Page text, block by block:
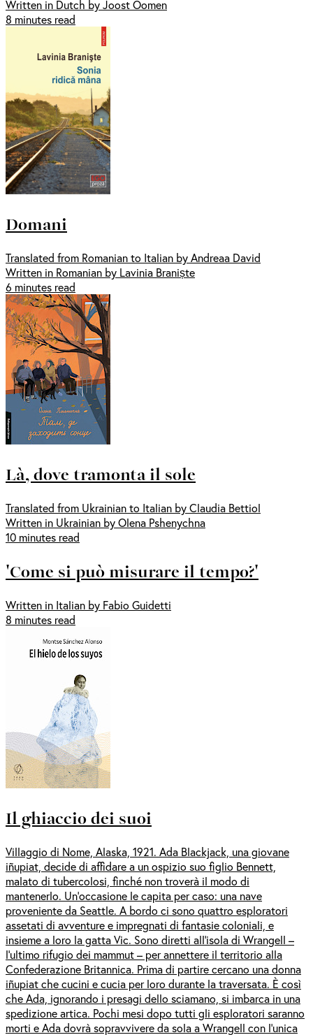
Written in Dutch by Joost Oomen
8 minutes read
Domani
Translated from Romanian to Italian by Andreaa David
Written in Romanian by Lavinia Braniște
6 minutes read
Là, dove tramonta il sole
Translated from Ukrainian to Italian by Claudia Bettiol
Written in Ukrainian by Olena Pshenychna
10 minutes read
'Come si può misurare il tempo?'
Written in Italian by Fabio Guidetti
8 minutes read
Il ghiaccio dei suoi
Villaggio di Nome, Alaska, 1921. Ada Blackjack, una giovane
iñupiat, decide di affidare a un ospizio suo figlio Bennett,
malato di tubercolosi, finché non troverà il modo di
mantenerlo. Un’occasione le capita per caso: una nave
proveniente da Seattle. A bordo ci sono quattro esploratori
assetati di avventure e impregnati di fantasie coloniali, e
insieme a loro la gatta Vic. Sono diretti all’isola di Wrangell –
l’ultimo rifugio dei mammut – per annettere il territorio alla
Confederazione Britannica. Prima di partire cercano una donna
iñupiat che cucini e cucia per loro durante la traversata. È così
che Ada, ignorando i presagi dello sciamano, si imbarca in una
spedizione artica. Pochi mesi dopo tutti gli esploratori saranno
morti e Ada dovrà sopravvivere da sola a Wrangell con l’unica